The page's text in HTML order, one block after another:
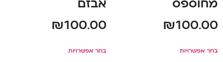
מחוספס
₪100.00
בחר אפשרויות
אבזם
₪100.00
בחר אפשרויות